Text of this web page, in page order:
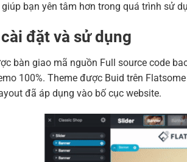
bạn yên tâm hơn trong quá trình sử
đặt và sử dụng
bàn giao mã nguồn Full source code
100%. Theme được Buid trên
đã áp dụng vào bố cục website.